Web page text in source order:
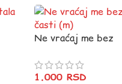
Ne vraćaj me bez
1.000RSD